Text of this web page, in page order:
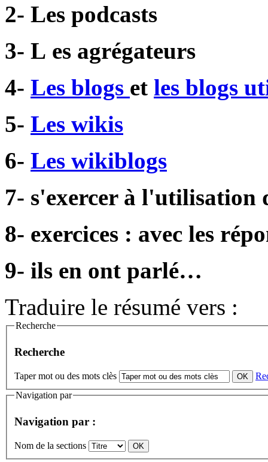
2- Les podcasts
3- L es agrégateurs
4- Les blogs et les blogs
5- Les wikis
6- Les wikiblogs
7- s'exercer à l'utilisation
8- exercices : avec les
9- ils en ont parlé…
Traduire le résumé vers :
Recherche
Recherche
Taper mot ou des mots clès
Navigation par
Navigation par :
Nom de la sections